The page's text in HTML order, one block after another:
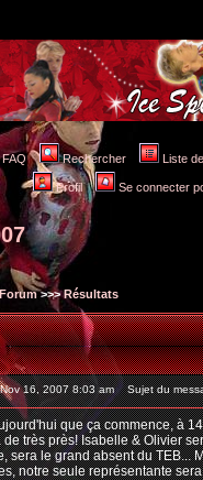
FAQ Rechercher Liste
Profil Se connecter
>>>Résultats
16, 2007 8:03 am Sujet du
que ça commence, à
de très près! Isabelle & Olivier
sera le grand absent du TEB...
notre seule représentante